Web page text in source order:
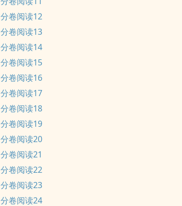
分卷阅读12
分卷阅读13
分卷阅读14
分卷阅读15
分卷阅读16
分卷阅读17
分卷阅读18
分卷阅读19
分卷阅读20
分卷阅读21
分卷阅读22
分卷阅读23
分卷阅读24